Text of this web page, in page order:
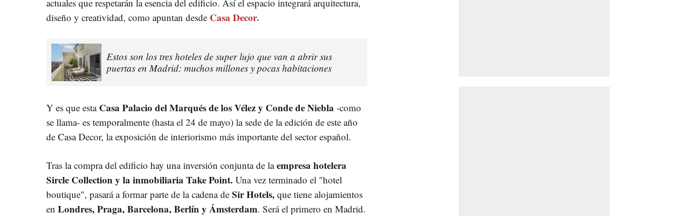
actuales que respetarán la esencia del edificio. Así el espacio integrará arquitectura,
diseño y creatividad, como apuntan desde Casa Decor.
Estos son los tres hoteles de super lujo que van a abrir sus
puertas en Madrid: muchos millones y pocas habitaciones
Y es que esta Casa Palacio del Marqués de los Vélez y Conde de Niebla -como
se llama- es temporalmente (hasta el 24 de mayo) la sede de la edición de este año
de Casa Decor, la exposición de interiorismo más importante del sector español.
Tras la compra del edificio hay una inversión conjunta de laempresa hotelera
Sircle Collection y la inmobiliaria Take Point. Una vez terminado el "hotel
boutique", pasará a formar parte de la cadena de Sir Hotels, que tiene alojamientos
en Londres, Praga, Barcelona, Berlín y Ámsterdam. Será el primero en Madrid.